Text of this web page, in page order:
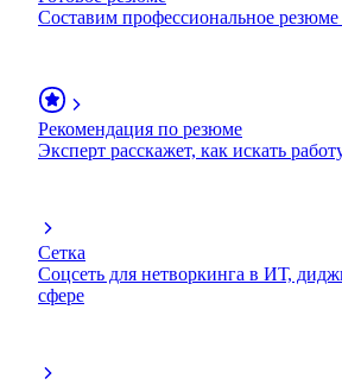
Составим профессиональное резюме
Рекомендация по резюме
Эксперт расскажет, как искать
Сетка
Соцсеть для нетворкинга в ИТ,
сфере